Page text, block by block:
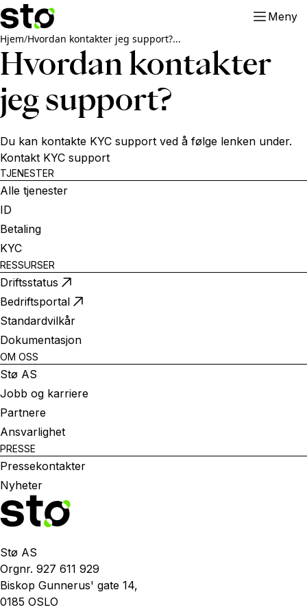
Meny
Hjem/Hvordan kontakter jeg support?...
Hvordan kontakter
jeg support?
Du kan kontakte KYC support ved å følge lenken under.
Kontakt KYC support
TJENESTER
Alle tjenester
ID
Betaling
KYC
RESSURSER
Driftsstatus
Bedriftsportal
Standardvilkår
Dokumentasjon
OM OSS
Stø AS
Jobb og karriere
Partnere
Ansvarlighet
PRESSE
Pressekontakter
Nyheter
Stø AS
Orgnr. 927 611 929
Biskop Gunnerus' gate 14,
0185 OSLO